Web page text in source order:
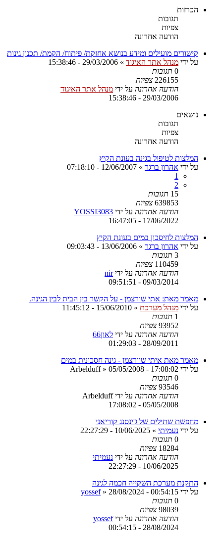
הכרזות
תגובות
צפיות
הודעה אחרונה
קישורים מועילים ומידע בנושא אחזקת/ פיתוח/ הקמת/ תכנון גינות
על ידי מנהל אתר האיגוד »
29/03/2006 - 15:38:46
0 תגובות
226155 צפיות
הודעה אחרונה על ידי מנהל אתר האיגוד
29/03/2006 - 15:38:46
נושאים
תגובות
צפיות
הודעה אחרונה
המלצות לטיפול בגינה בעונת הקיץ
על ידי אהרון ברגר »
12/06/2007 - 07:18:10
1
2
15 תגובות
639853 צפיות
הודעה אחרונה על ידי YOSSI3083
17/06/2022 - 16:47:05
המלצות לחיסכון במים בעונת הקיץ
על ידי אהרון ברגר »
13/06/2006 - 09:03:43
3 תגובות
110459 צפיות
הודעה אחרונה על ידיnir
09/03/2014 - 09:51:51
מאמר מאת: אתי שורצמן - על הקשר בין הבית לבין הגינה.
על ידי מנהל מערכת »
15/06/2010 - 11:45:12
1 תגובות
93952 צפיות
הודעה אחרונה על ידי לאון66
28/09/2011 - 01:29:03
מאמר מאת איתי שוורצמן - גינה חסכונית במים
על ידי
Arbelduff» 05/05/2008 - 17:08:02
0 תגובות
93546 צפיות
הודעה אחרונה על ידיArbelduff
05/05/2008 - 17:08:02
מחפשת שתילים של ג'ינסנג קוריאני
על ידי נעמיתי »
10/06/2025 - 22:27:29
0 תגובות
18284 צפיות
הודעה אחרונה על ידי נעמיתי
10/06/2025 - 22:27:29
התקנת מערכת השקייה חכמה לגינה
על ידי
yossef» 28/08/2024 - 00:54:15
0 תגובות
98039 צפיות
הודעה אחרונה על ידיyossef
28/08/2024 - 00:54:15